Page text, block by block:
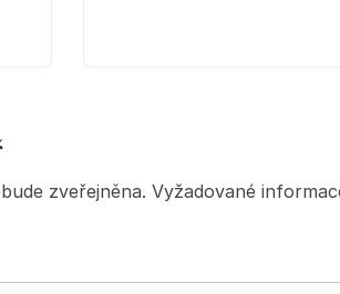
zveřejněna. Vyžadované